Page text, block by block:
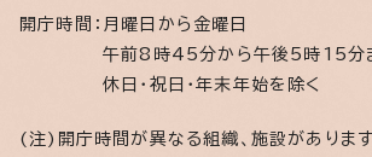
開庁時間： 月曜日から金曜日
午前8時45分から午後5時15分
休日・祝日・年末年始を除く
(注)開庁時間が異なる組織、施設がありま